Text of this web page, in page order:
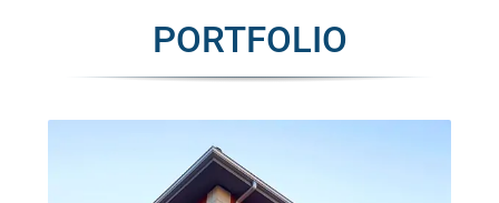
PORTFOLIO